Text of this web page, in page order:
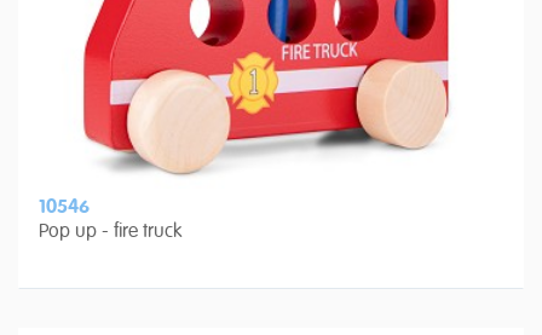
10546
Pop up - fire truck